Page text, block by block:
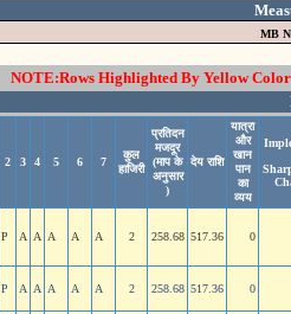
MB
NOTE:Rows Highlighted By Yellow
2 3 4 5 6 7
कुल
हाजिरी
प्रतिदन
मजदूर
(माप के
अनुसार
)
देय राशि
यात्रा
और
खान
पान
का
व्यय
P A A A A A 2 258.68 517.36 0
P A A A A A 2 258.68 517.36 0